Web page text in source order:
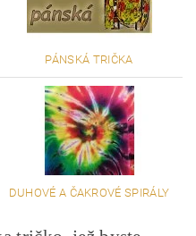
PÁNSKÁ TRIČKA
DUHOVÉ A ČAKROVÉ SPIRÁLY